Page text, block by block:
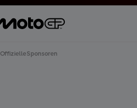
Offizielle Sponsoren